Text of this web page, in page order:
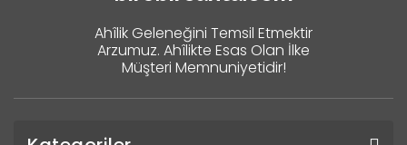
Ahîlik Geleneğini Temsil Etmektir
Arzumuz. Ahîlikte Esas Olan İlke
Müşteri Memnuniyetidir!